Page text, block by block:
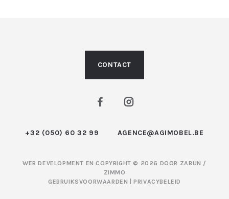
CONTACT
+32 (050) 60 32 99 AGENCE@AGIMOBEL.BE
WEB DEVELOPMENT EN COPYRIGHT © 2026 DOOR ZABUN /
ZIMMO
GEBRUIKSVOORWAARDEN
|PRIVACYBELEID